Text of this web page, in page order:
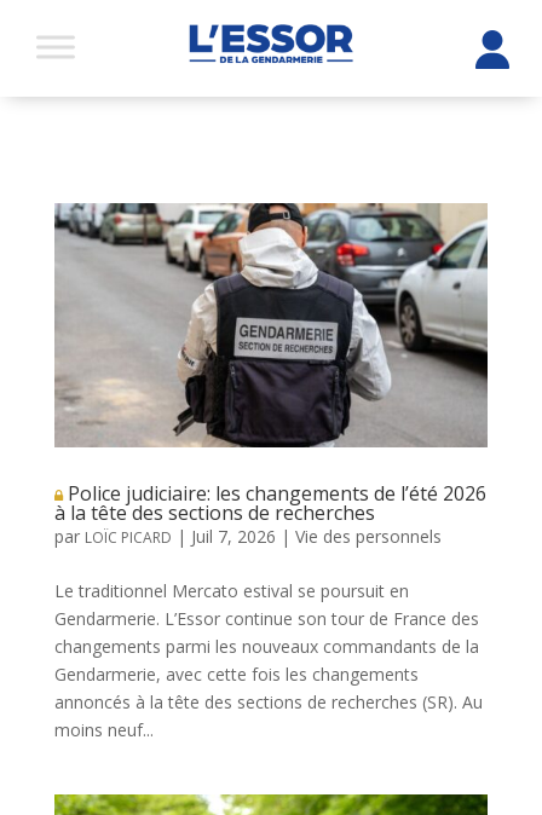
Police judiciaire: les changements de l’été 2026
à la tête des sections de recherches
par LOÏC PICARD | Juil 7, 2026 | Vie des personnels
Le traditionnel Mercato estival se poursuit en
Gendarmerie. L’Essor continue son tour de France des
changements parmi les nouveaux commandants de la
Gendarmerie, avec cette fois les changements
annoncés à la tête des sections de recherches (SR). Au
moins neuf...